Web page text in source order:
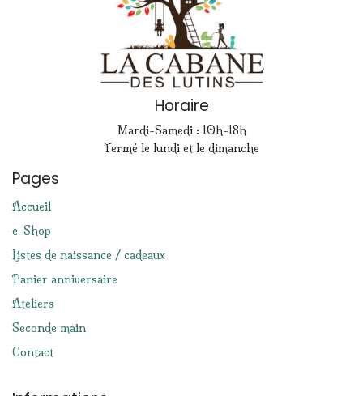
Horaire
Mardi-Samedi : 10h-18h
Fermé le lundi et le dimanche
Pages
Accueil
e-Shop
Listes de naissance / cadeaux
Panier anniversaire
Ateliers
Seconde main
Contact